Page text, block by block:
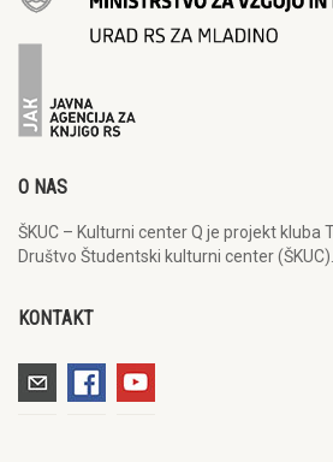
O NAS
ŠKUC – Kulturni center Q je projekt kluba
Društvo Študentski kulturni center (ŠKUC).
KONTAKT